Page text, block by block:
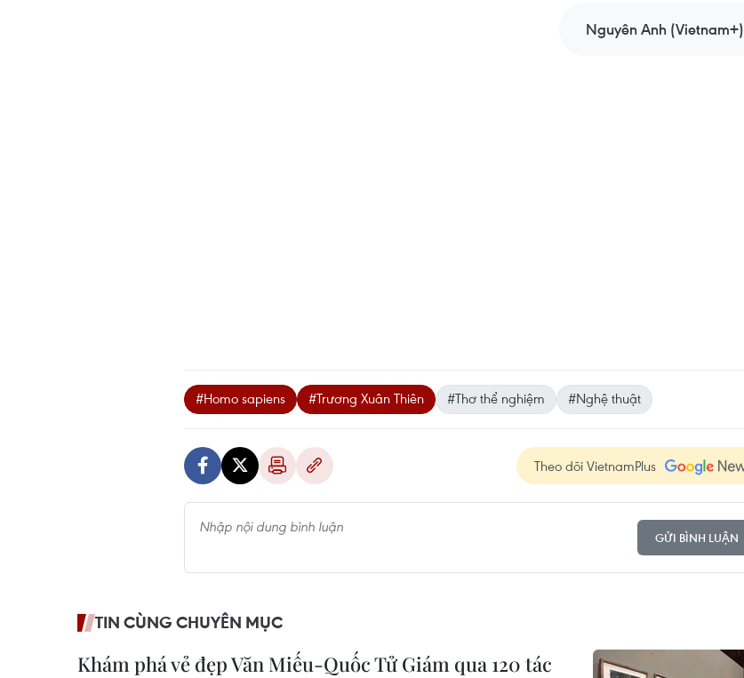
Nguyên Anh (Vietnam+)
#Homo sapiens #Trương Xuân Thiên #Thơ thể nghiệm #Nghệ thuật
Theo dõi VietnamPlus
GỬI BÌNH LUẬN
TIN CÙNG CHUYÊN MỤC
Khám phá vẻ đẹp Văn Miếu-Quốc Tử Giám qua 120 tác